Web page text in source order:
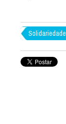
Solidariedade